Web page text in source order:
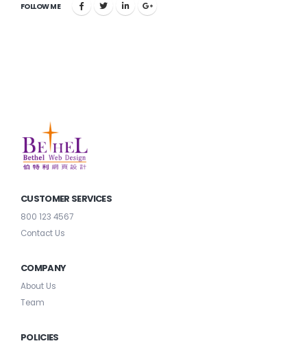
FOLLOW ME
CUSTOMER SERVICES
800 123 4567
Contact Us
COMPANY
About Us
Team
POLICIES